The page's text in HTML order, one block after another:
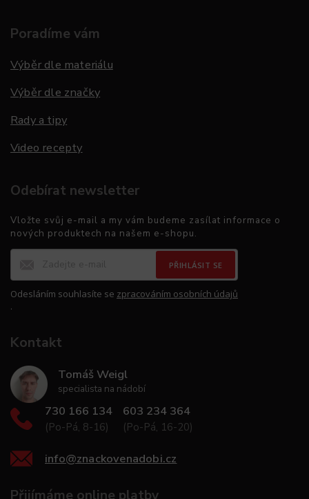
Poradíme vám
Výběr dle materiálu
Výběr dle značky
Rady a tipy
Video recepty
Odebírat newsletter
Vložte svůj e-mail a my vám budeme zasílat informace o
nových produktech na našem e-shopu.
PŘIHLÁSIT SE
Odesláním souhlasíte se zpracováním osobních údajů
.
Kontakt
Tomáš Weigl
specialista na nádobí
730 166 134
(Po-Pá, 8-16)
603 234 364
(Po-Pá, 16-20)
info@znackovenadobi.cz